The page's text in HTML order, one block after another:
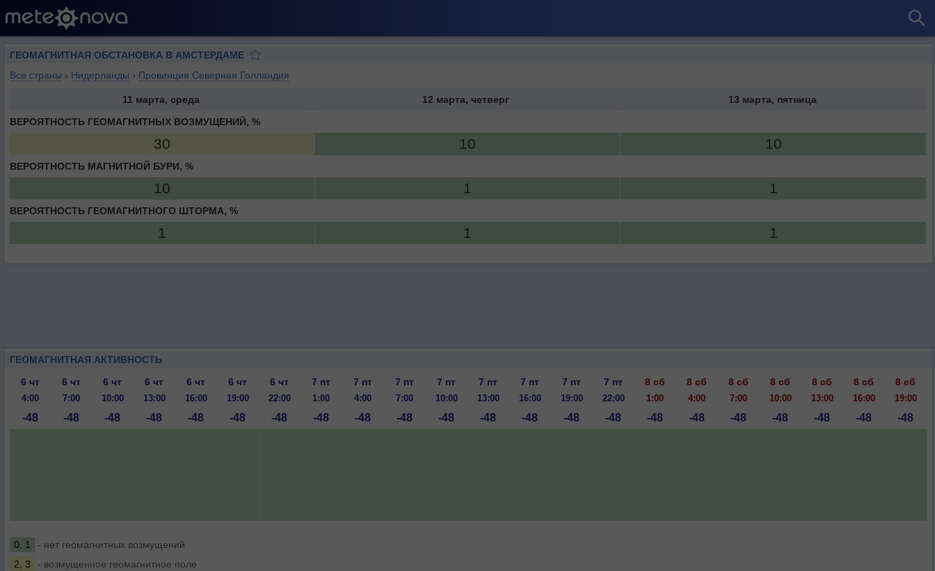
ГЕОМАГНИТНАЯ ОБСТАНОВКА В АМСТЕРДАМЕ
Все страны › Нидерланды › Провинция Северная Голландия
11 марта, среда 12 марта, четверг
13 марта, пятница
ВЕРОЯТНОСТЬ ГЕОМАГНИТНЫХ ВОЗМУЩЕНИЙ, %
30 10 10
ВЕРОЯТНОСТЬ МАГНИТНОЙ БУРИ, %
10 1 1
ВЕРОЯТНОСТЬ ГЕОМАГНИТНОГО ШТОРМА, %
1 1 1
ГЕОМАГНИТНАЯ АКТИВНОСТЬ
6 чт
6 чт 6 чт 6 чт 6 чт 6 чт 6 чт 7 пт 7 пт 7 пт 7 пт 7 пт 7 пт 7 пт 7 пт 8 сб 8 сб 8 сб 8 сб 8 сб 8 сб 8 сб
4:00 7:00 10:00 13:00 16:00 19:00 22:00 1:00 4:00 7:00 10:00 13:00 16:00 19:00 22:00 1:00 4:00 7:00 10:00 13:00 16:00 19:00
-48 -48 -48 -48 -48 -48 -48 -48 -48 -48 -48 -48 -48 -48 -48 -48 -48 -48 -48 -48 -48 -48
0, 1
- нет геомагнитных возмущений
2, 3
- возмущенное геомагнитное поле